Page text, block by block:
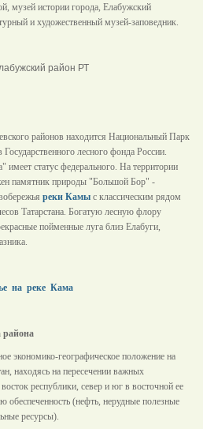
музей истории города, Елабужский
и художественный музей-заповедник.
РТ
районов находится Национальный Парк
лесного фонда России.
статус федерального. На территории
памятник природы "Большой Бор" -
реки Камы с классическим рядом
Татарстана. Богатую лесную флору
пойменные луга близ Елабуги,
на реке Кама
района
экономико-географическое положение на
находясь на пересечении важных
республики, север и юг в восточной ее
обеспеченность (нефть, нерудные полезные
ресурсы).